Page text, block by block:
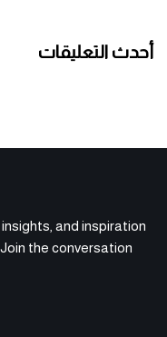
أحدث التعليقات
and inspiration
the conversation